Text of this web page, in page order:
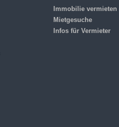
Immobilie vermieten
Mietgesuche
Infos für Vermieter